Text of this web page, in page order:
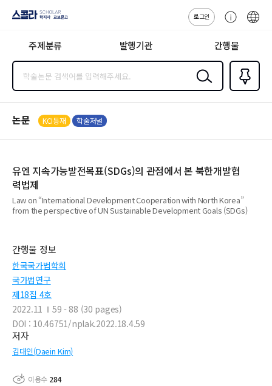
지사·교보문고
로그인
센
주제분류 발행기관 간행물
검색
즐겨찾
기0
논문 KCI등재 학술저널
유엔 지속가능발전목표(SDGs)의 관점에서 본 북한개발협
력법제
Law on “International Development Cooperation with North Korea”
from the perspective of UN Sustainable Development Goals (SDGs)
간행물 정보
한국국가법학회
국가법연구
제18집 4호
2022.11
59 - 88 (30 pages)
DOI : 10.46751/nplak.2022.18.4.59
저자
김대인(Daein Kim)
이용수 284